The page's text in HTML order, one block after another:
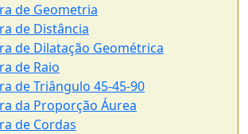
de Geometria
de Distância
de Dilatação Geométrica
de Raio
de Triângulo 45-45-90
da Proporção Áurea
de Cordas